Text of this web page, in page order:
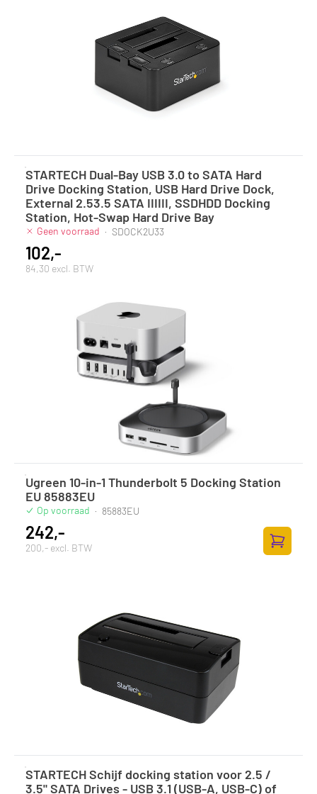
STARTECH Dual-Bay USB 3.0 to SATA Hard
Drive Docking Station, USB Hard Drive Dock,
External 2.53.5 SATA IIIIII, SSDHDD Docking
Station, Hot-Swap Hard Drive Bay
Geen voorraad · SDOCK2U33
102,-
84,30 excl. BTW
Ugreen 10-in-1 Thunderbolt 5 Docking Station
EU 85883EU
Op voorraad · 85883EU
242,-
200,- excl. BTW
STARTECH Schijf docking station voor 2.5 /
3.5" SATA Drives - USB 3.1 (USB-A, USB-C) of